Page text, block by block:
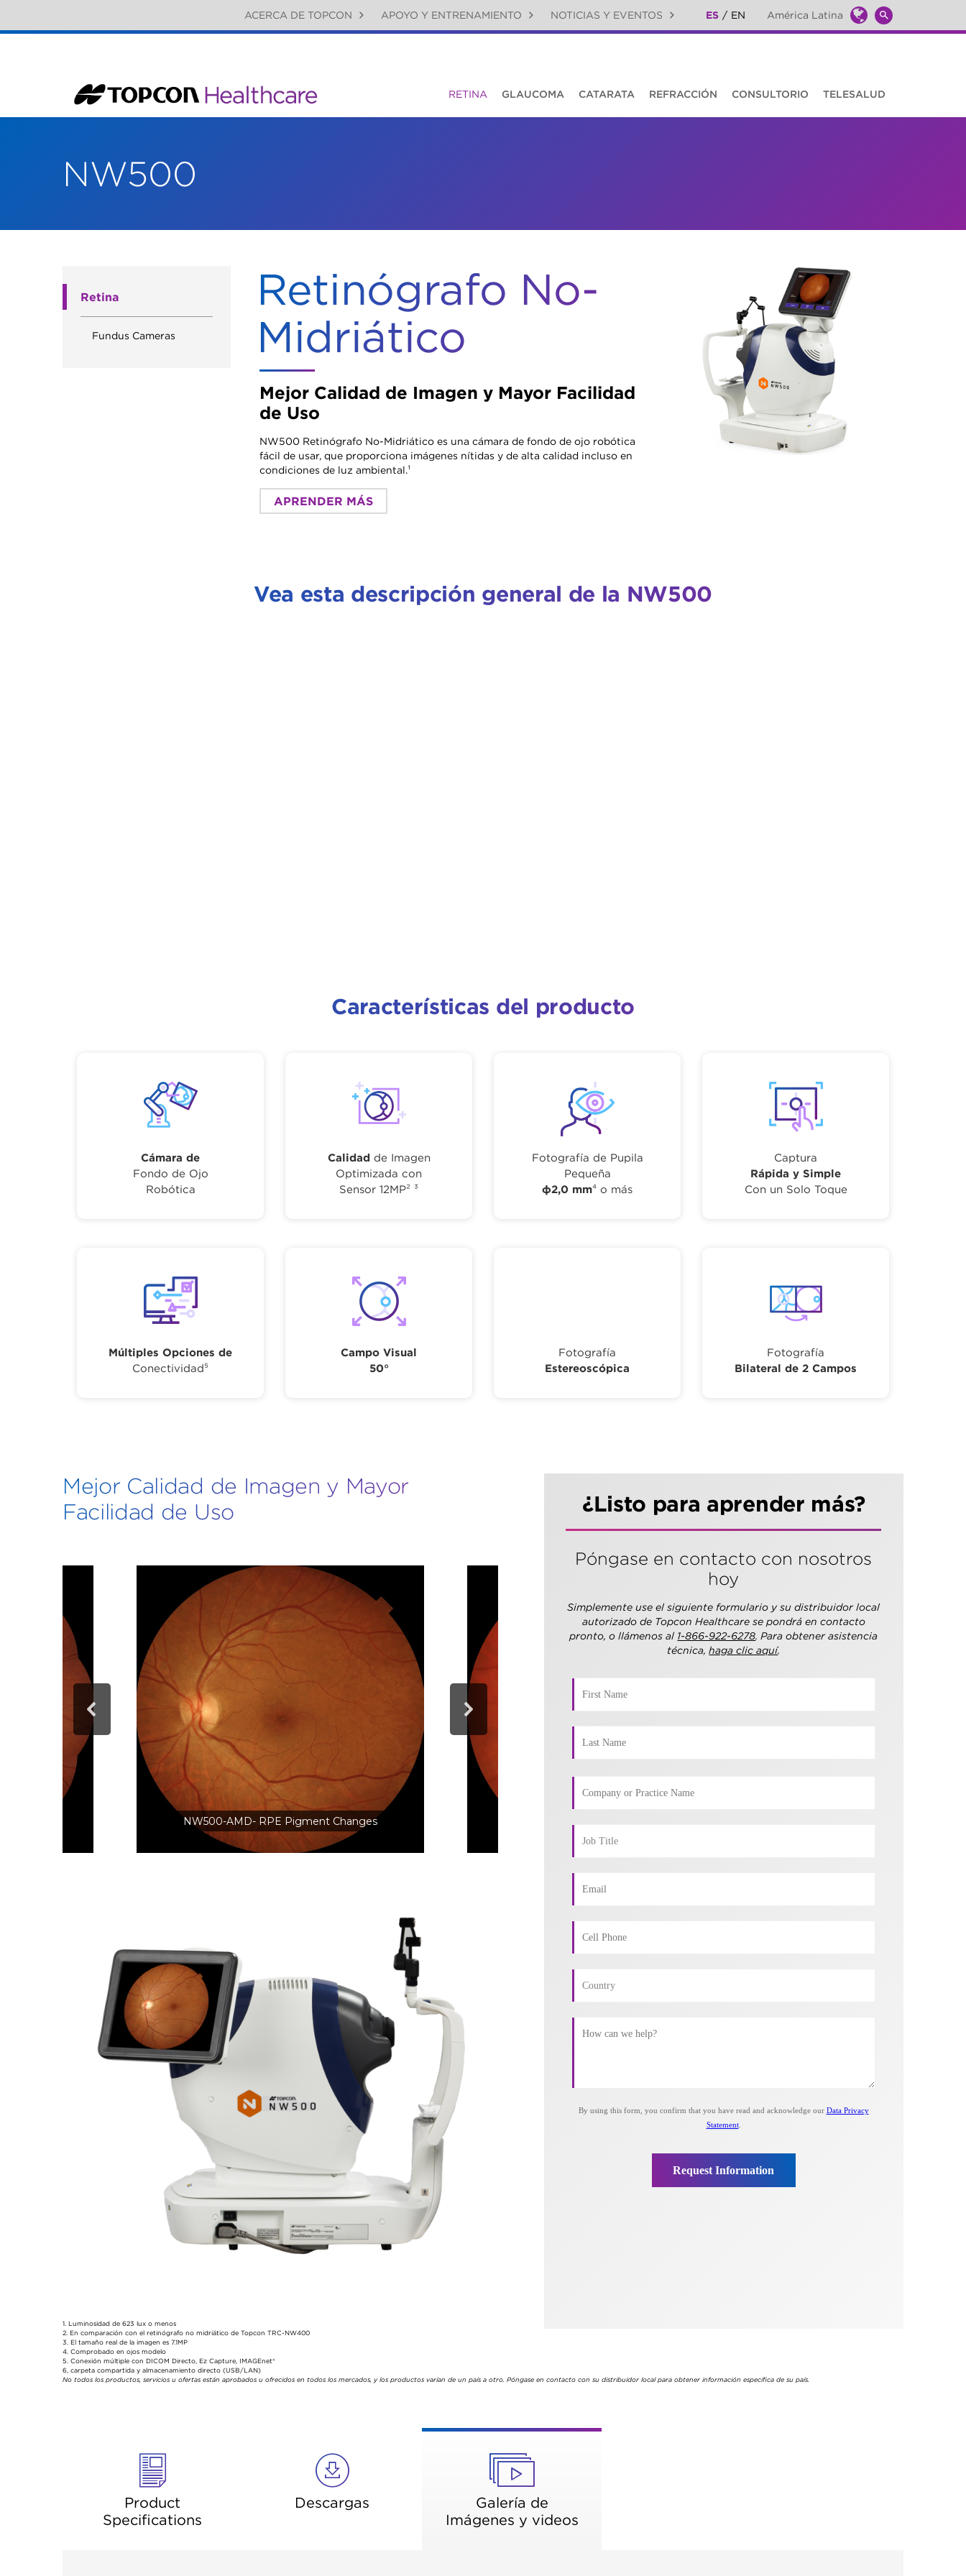
ACERCA DE TOPCON APOYO Y ENTRENAMIENTO NOTICIAS Y EVENTOS ES EN América Latina Global
ToggleSEARCH
TOGGLE
RETINA GLAUCOMA CATARATA REFRACCIÓN CONSULTORIO TELESALUD
NW500
Retina
Fundus Cameras
Retinógrafo No-
Midriático
Mejor Calidad de Imagen y Mayor Facilidad
de Uso
NW500 Retinógrafo No-Midriático es una cámara de fondo de ojo robótica
fácil de usar, que proporciona imágenes nítidas y de alta calidad incluso en
condiciones de luz ambiental.¹
APRENDER MÁS
Vea esta descripción general de la NW500
Características del producto
Cámara de
Fondo de Ojo
Robótica
Calidad de Imagen
Optimizada con
Sensor 12MP² ³
Fotografía de Pupila
Pequeña
φ2,0 mm⁴ o más
Captura
Rápida y Simple
Con un Solo Toque
Múltiples Opciones de
Conectividad⁵
Campo Visual
50°
Fotografía
Estereoscópica
Fotografía
Bilateral de 2 Campos
Mejor Calidad de Imagen y Mayor
Facilidad de Uso
NW500-AMD- RPE Pigment Changes
1. Luminosidad de 623 lux o menos
2. En comparación con el retinógrafo no midriático de Topcon TRC-NW400
3. El tamaño real de la imagen es 7.1MP
4. Comprobado en ojos modelo
5. Conexión múltiple con DICOM Directo, Ez Capture, IMAGEnet®
6, carpeta compartida y almacenamiento directo (USB/LAN)
¿Listo para aprender más?
Póngase en contacto con nosotros
hoy
Simplemente use el siguiente formulario y su distribuidor local
autorizado de Topcon Healthcare se pondrá en contacto
pronto, o llámenos al 1-866-922-6278. Para obtener asistencia
técnica,haga clic aquí.​
No todos los productos, servicios u ofertas están aprobados u ofrecidos en todos los mercados, y los productos varían de un país a otro. Póngase en contacto con su distribuidor local para obtener información específica de su país.
Product
Specifications
Descargas
Galería de
Imágenes y videos